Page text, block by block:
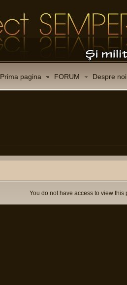
Prima pagina FORUM Despre noi
You do not have access to view this